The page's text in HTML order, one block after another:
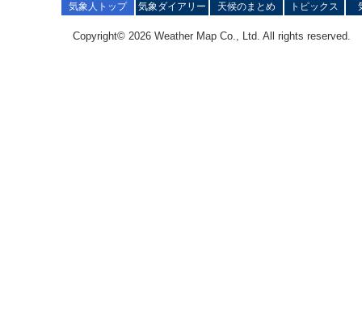
気象人トップ 気象ダイアリー 天候のまとめ トピックス
Copyright© 2026 Weather Map Co., Ltd. All rights reserved.